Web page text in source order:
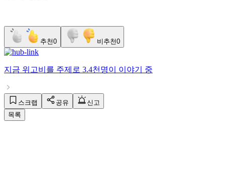
추천0 비추천0
지금 위고비 를 주제로 3.4천명이 이야기 중
스크랩 공유
신고
목록